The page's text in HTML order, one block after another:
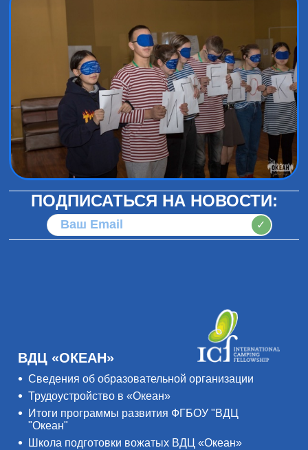
ПОДПИСАТЬСЯ НА НОВОСТИ:
✓
ВДЦ «ОКЕАН»
Сведения об образовательной организации
Трудоустройство в «Океан»
Итоги программы развития ФГБОУ "ВДЦ
"Океан"
Школа подготовки вожатых ВДЦ «Океан»